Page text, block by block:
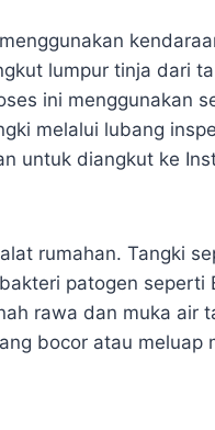
lumpur tinja dari
ini menggunakan
melalui lubang
untuk diangkut ke
rumahan. Tangki
patogen seperti
rawa dan muka air
bocor atau meluap